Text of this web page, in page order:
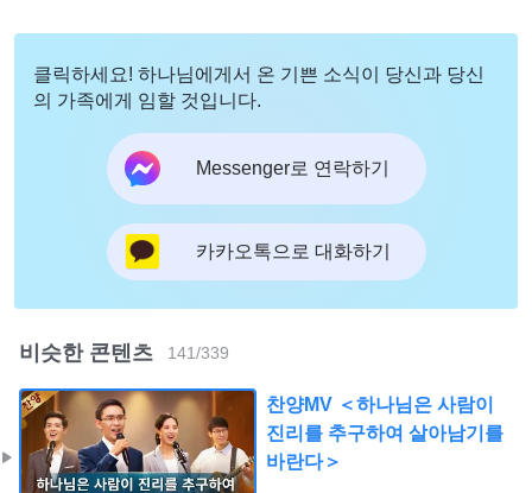
클릭하세요! 하나님에게서 온 기쁜 소식이 당신과 당신
의 가족에게 임할 것입니다.
Messenger로 연락하기
카카오톡으로 대화하기
비슷한 콘텐츠 141/339
찬양MV ＜하나님은 사람이
진리를 추구하여 살아남기를
바란다＞